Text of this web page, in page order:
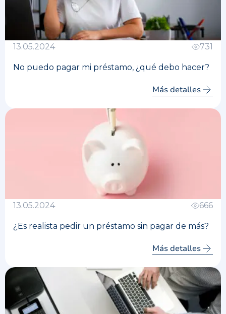
13.05.2024 731
No puedo pagar mi préstamo, ¿qué debo hacer?
Más detalles
13.05.2024 666
¿Es realista pedir un préstamo sin pagar de más?
Más detalles